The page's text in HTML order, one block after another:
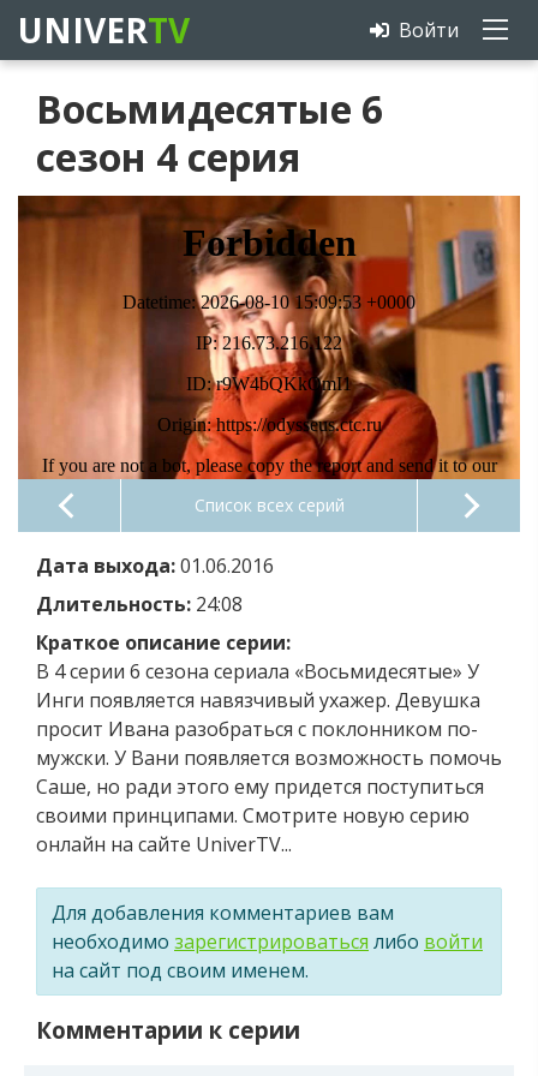
UNIVERTV Войти
Восьмидесятые 6
сезон 4 серия
Список всех серий
Дата выхода:01.06.2016
Длительность: 24:08
Краткое описание серии:
В 4 серии 6 сезона сериала «Восьмидесятые» У
Инги появляется навязчивый ухажер. Девушка
просит Ивана разобраться с поклонником по-
мужски. У Вани появляется возможность помочь
Саше, но ради этого ему придется поступиться
своими принципами. Смотрите новую серию
онлайн на сайте UniverTV...
Для добавления комментариев вам
необходимо зарегистрироваться либо войти
на сайт под своим именем.
Комментарии к серии